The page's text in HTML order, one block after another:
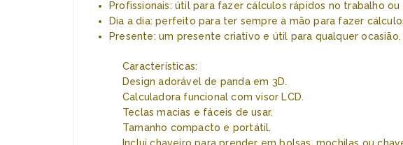
Profissionais: útil para fazer cálculos rápidos no trabalho ou
Dia a dia: perfeito para ter sempre à mão para fazer
Presente: um presente criativo e útil para qualquer ocasião.
Características:
Design adorável de panda em 3D.
Calculadora funcional com visor LCD.
Teclas macias e fáceis de usar.
Tamanho compacto e portátil.